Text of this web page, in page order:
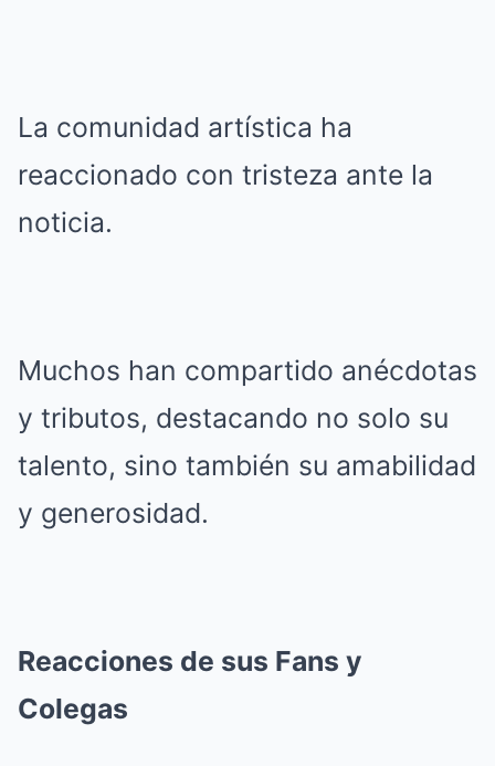
La comunidad artística ha
reaccionado con tristeza ante la
noticia.
Muchos han compartido anécdotas
y tributos, destacando no solo su
talento, sino también su amabilidad
y generosidad.
Reacciones de sus Fans y
Colegas